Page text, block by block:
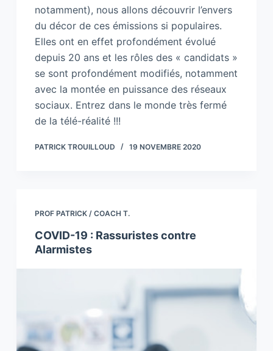
notamment), nous allons découvrir l’envers
du décor de ces émissions si populaires.
Elles ont en effet profondément évolué
depuis 20 ans et les rôles des « candidats »
se sont profondément modifiés, notamment
avec la montée en puissance des réseaux
sociaux. Entrez dans le monde très fermé
de la télé-réalité !!!
PATRICK TROUILLOUD 19 NOVEMBRE 2020
PROF PATRICK / COACH T.
COVID-19 : Rassuristes contre
Alarmistes